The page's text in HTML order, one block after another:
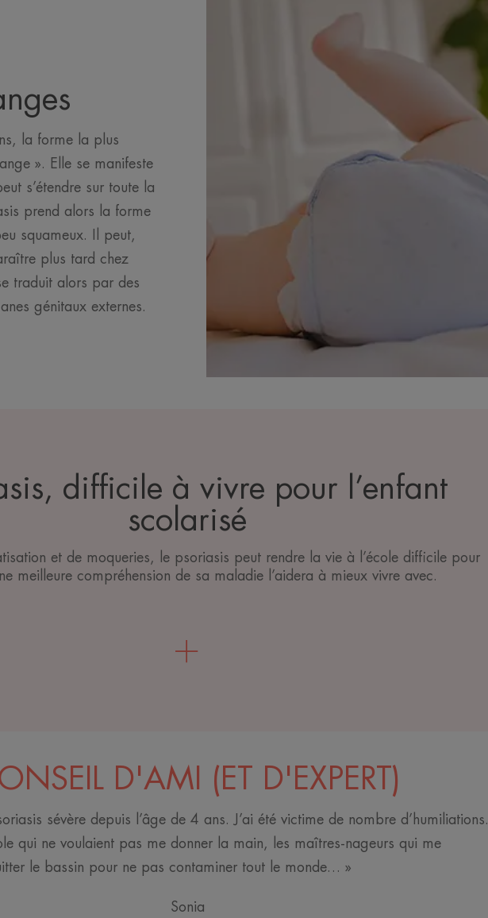
la forme la plus
». Elle se manifeste
s’étendre sur toute la
prend alors la forme
squameux. Il peut,
plus tard chez
traduit alors par des
génitaux externes.
difficile à vivre pour l’enfant
scolarisé
et de moqueries, le psoriasis peut rendre la vie à l’école difficile pour
meilleure compréhension de sa maladie l’aidera à mieux vivre avec.
D'AMI (ET D'EXPERT)
sévère depuis l’âge de 4 ans. J’ai été victime de nombre d’humiliations.
qui ne voulaient pas me donner la main, les maîtres-nageurs qui me
le bassin pour ne pas contaminer tout le monde… »
Sonia